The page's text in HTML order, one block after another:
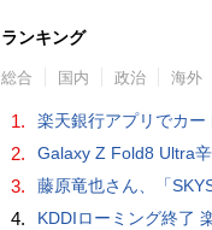
ランキング
総合 国内 政治 海外
1. 楽天銀行アプリでカー
2. Galaxy Z Fold8 Ultra
3. 藤原竜也さん、「SKYSEA Client View」新CMで「AI労務改善」をアピー
4. KDDIローミング終了